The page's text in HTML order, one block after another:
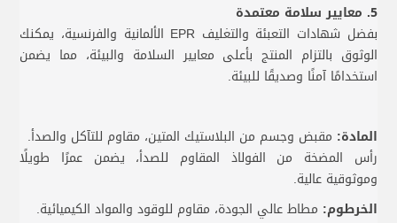
5. معايير سلامة معتمدة
بفضل شهادات التعبئة والتغليف EPR الألمانية والفرنسية، يمكنك
الوثوق بالتزام المنتج بأعلى معايير السلامة والبيئة، مما يضمن
استخدامًا آمنًا وصديقًا للبيئة.
المادة: مقبض وجسم من البلاستيك المتين، مقاوم للتآكل والصدأ.
رأس المضخة من الفولاذ المقاوم للصدأ، يضمن عمرًا طويلًا
وموثوقية عالية.
الخرطوم: مطاط عالي الجودة، مقاوم للوقود والمواد الكيميائية.